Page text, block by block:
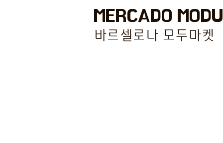
MERCADO MODU
바르셀로나 모두마켓